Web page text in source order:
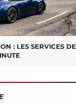
: LES SERVICES DE